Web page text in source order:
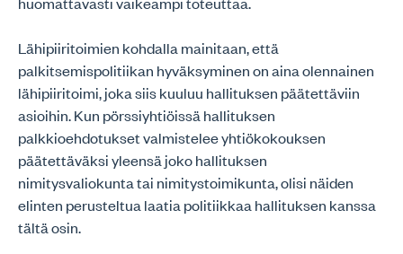
Lähipiiritoimien kohdalla mainitaan, että
palkitsemispolitiikan hyväksyminen on aina olennainen
lähipiiritoimi, joka siis kuuluu hallituksen päätettäviin
asioihin. Kun pörssiyhtiöissä hallituksen
palkkioehdotukset valmistelee yhtiökokouksen
päätettäväksi yleensä joko hallituksen
nimitysvaliokunta tai nimitystoimikunta, olisi näiden
elinten perusteltua laatia politiikkaa hallituksen kanssa
tältä osin.